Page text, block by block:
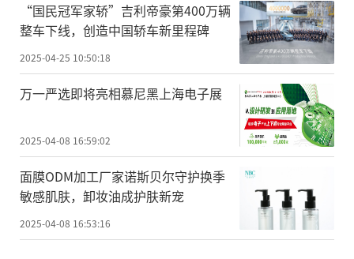
“国民冠军家轿”吉利帝豪第400万辆
整车下线，创造中国轿车新里程碑
2025-04-25 10:50:18
万一严选即将亮相慕尼黑上海电子展
2025-04-08 16:59:02
面膜ODM加工厂家诺斯贝尔守护换季
敏感肌肤，卸妆油成护肤新宠
2025-04-08 16:53:16